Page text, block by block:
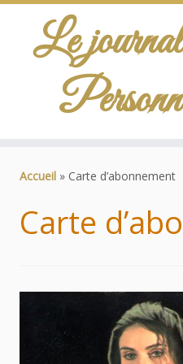
Le
Accueil » Carte d’abonnement
Carte